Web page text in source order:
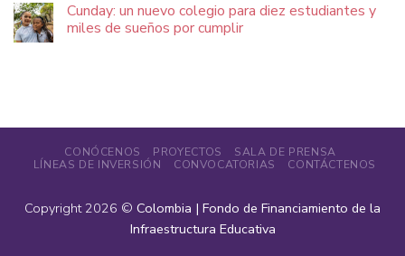
Cunday: un nuevo colegio para diez estudiantes y
miles de sueños por cumplir
CONÓCENOS PROYECTOS
SALA DE PRENSA
LÍNEAS DE INVERSIÓN
CONVOCATORIAS CONTÁCTENOS
Copyright 2026 © Colombia | Fondo de Financiamiento de la
Infraestructura Educativa